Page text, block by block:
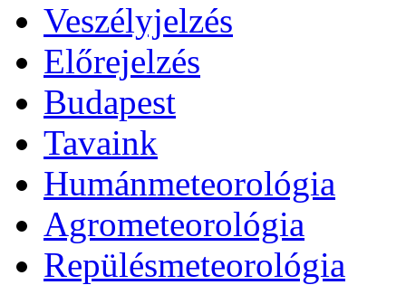
Veszélyjelzés
Előrejelzés
Budapest
Tavaink
Humánmeteorológia
Agrometeorológia
Repülésmeteorológia